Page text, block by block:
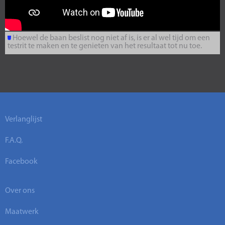
Hoewel de baan beslist nog niet af is, is er al wel tijd om een
testrit te maken en te genieten van het resultaat tot nu toe.
Verlanglijst
F.A.Q.
Facebook
Over ons
Maatwerk